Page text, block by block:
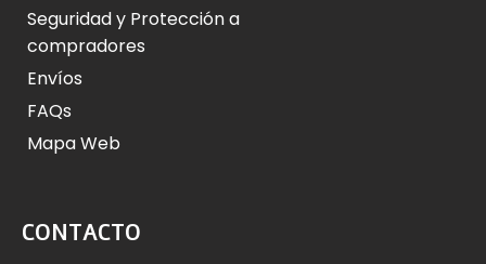
Seguridad y Protección a
compradores
Envíos
FAQs
Mapa Web
CONTACTO